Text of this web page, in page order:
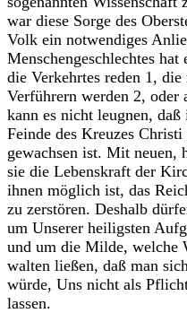
war diese Sorge des
Volk ein notwendiges
Menschengeschlechtes
die Verkehrtes reden 1,
Verführern werden 2, oder
kann es nicht leugnen,
Feinde des Kreuzes
gewachsen ist. Mit neuen,
sie die Lebenskraft der
ihnen möglich ist, das
zu zerstören. Deshalb
um Unserer heiligsten
und um die Milde, welche
walten ließen, daß man
würde, Uns nicht als
lassen.